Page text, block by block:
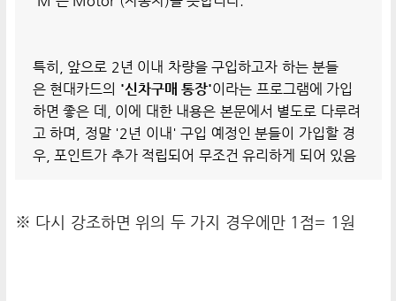
특히, 앞으로 2년 이내 차량을 구입하고자 하는 분들
은 현대카드의 '신차구매 통장'이라는 프로그램에 가입
하면 좋은 데, 이에 대한 내용은 본문에서 별도로 다루려
고 하며, 정말 '2년 이내' 구입 예정인 분들이 가입할 경
우, 포인트가 추가 적립되어 무조건 유리하게 되어 있음
※ 다시 강조하면 위의 두 가지 경우에만 1점= 1원